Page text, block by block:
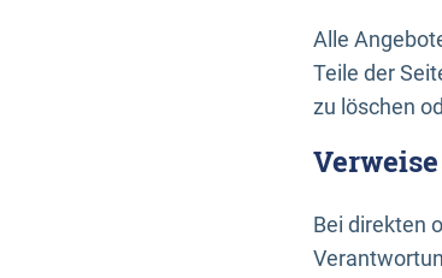
Alle
Teile der
zu löschen
Bei direkten